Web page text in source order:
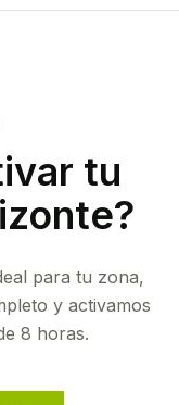
tu
?
para tu zona,
y activamos
8 horas.